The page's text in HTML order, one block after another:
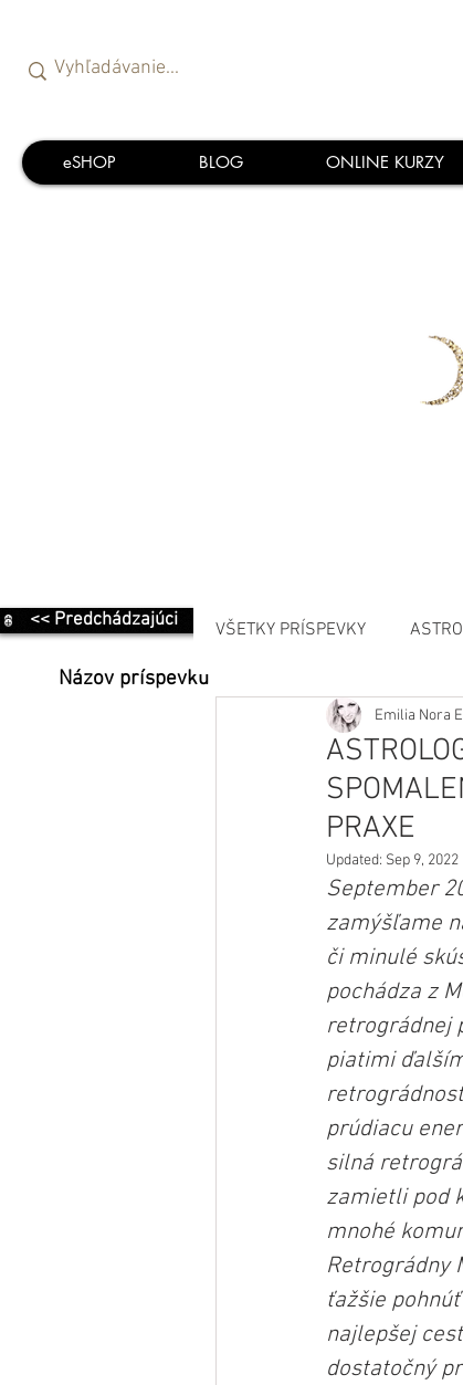
eSHOP BLOG ONLINE KURZY
<< Predchádzajúci
Názov príspevku
VŠETKY PRÍSPEVKY
MANIFESTÁCIA
PRAXE
Emilia Nora
Updated: Sep 9, 2022
September
zamýšľame
či minulé
pochádza z
retrográdnej
piatimi
prúdiacu
silná
zamietli pod
mnohé
Retrográdny
ťažšie
najlepšej
dostatočný